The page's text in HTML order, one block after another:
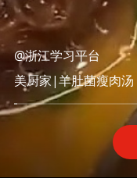
@浙江学习平台
美厨家|羊肚菌瘦肉汤